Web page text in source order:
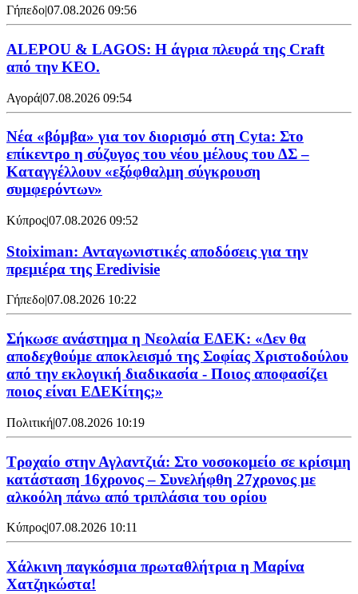
Γήπεδο|07.08.2026 09:56
ALEPOU & LAGOS: Η άγρια πλευρά της Craft
από την ΚΕΟ.
Αγορά|07.08.2026 09:54
Νέα «βόμβα» για τον διορισμό στη Cyta: Στο
επίκεντρο η σύζυγος του νέου μέλους του ΔΣ –
Καταγγέλλουν «εξόφθαλμη σύγκρουση
συμφερόντων»
Κύπρος|07.08.2026 09:52
Stoiximan: Ανταγωνιστικές αποδόσεις για την
πρεμιέρα της Eredivisie
Γήπεδο|07.08.2026 10:22
Σήκωσε ανάστημα η Νεολαία ΕΔΕΚ: «Δεν θα
αποδεχθούμε αποκλεισμό της Σοφίας Χριστοδούλου
από την εκλογική διαδικασία - Ποιος αποφασίζει
ποιος είναι ΕΔΕΚίτης;»
Πολιτική|07.08.2026 10:19
Τροχαίο στην Αγλαντζιά: Στο νοσοκομείο σε κρίσιμη
κατάσταση 16χρονος – Συνελήφθη 27χρονος με
αλκοόλη πάνω από τριπλάσια του ορίου
Κύπρος|07.08.2026 10:11
Χάλκινη παγκόσμια πρωταθλήτρια η Μαρίνα
Χατζηκώστα!